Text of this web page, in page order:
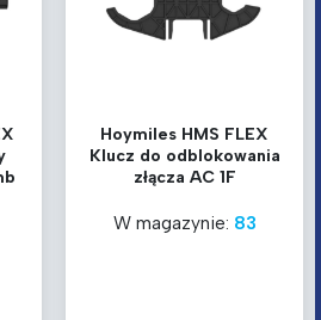
Hoymiles HMS FLEX
Klucz do odblokowania
złącza AC 1F
W magazynie: 83